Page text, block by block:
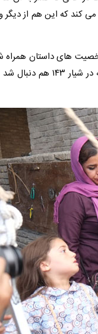
کند که این هم از دیگر
های داستان همراه
و طولانی کردن داستان رضایت داد تا بتوان